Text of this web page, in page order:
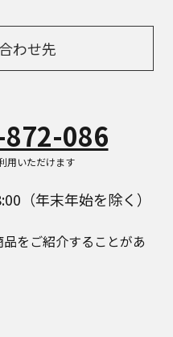
わせ先
086
用いただけます
（年末年始を除く）
をご紹介することがあ